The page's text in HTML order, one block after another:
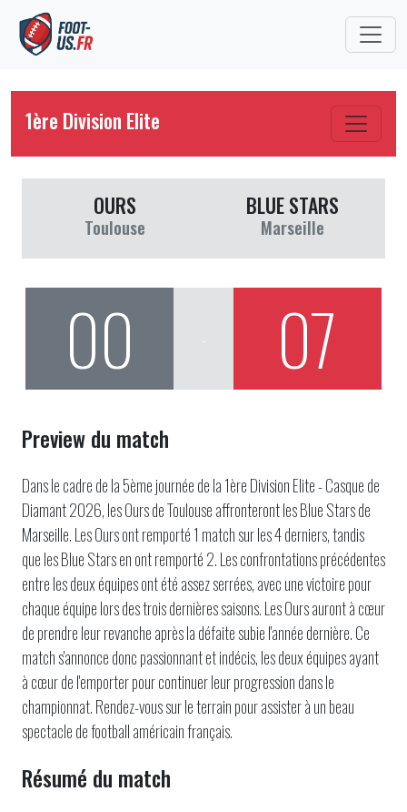
1ère Division Elite
OURS
Toulouse
BLUE STARS
Marseille
00 07
Preview du match
Dans le cadre de la 5ème journée de la 1ère Division Elite - Casque de
Diamant 2026, les Ours de Toulouse affronteront les Blue Stars de
Marseille. Les Ours ont remporté 1 match sur les 4 derniers, tandis
que les Blue Stars en ont remporté 2. Les confrontations précédentes
entre les deux équipes ont été assez serrées, avec une victoire pour
chaque équipe lors des trois dernières saisons. Les Ours auront à cœur
de prendre leur revanche après la défaite subie l'année dernière. Ce
match s'annonce donc passionnant et indécis, les deux équipes ayant
à cœur de l'emporter pour continuer leur progression dans le
championnat. Rendez-vous sur le terrain pour assister à un beau
spectacle de football américain français.
Résumé du match